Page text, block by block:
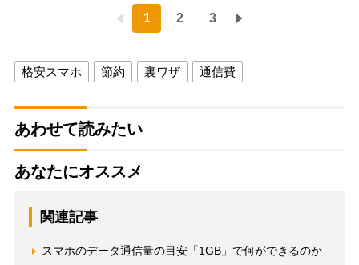
1 2 3
格安スマホ 節約 裏ワザ 通信費
あわせて読みたい
あなたにオススメ
関連記事
スマホのデータ通信量の目安「1GB」で何ができるのか